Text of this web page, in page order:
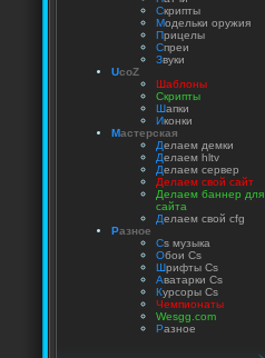
Скрипты
Модельки оружия
Прицелы
Спреи
Звуки
UcoZ
Шаблоны
Скрипты
Шапки
Иконки
Мастерская
Делаем демки
Делаем hltv
Делаем сервер
Делаем свой сайт
Делаем баннер для
сайта
Делаем свой cfg
Разное
Cs музыка
Обои Cs
Шрифты Cs
Аватарки Cs
Курсоры Cs
Чемпионаты
Wesgg.com
Разное